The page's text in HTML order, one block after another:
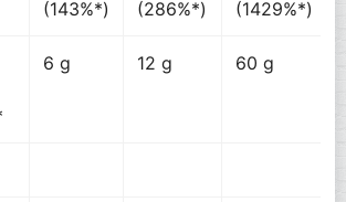
(143%*)
(286%*)
(1429%*)
6 g 12 g 60 g